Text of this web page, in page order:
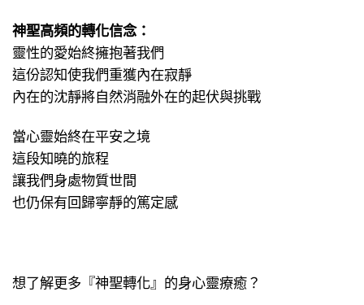
神聖高頻的轉化信念：
靈性的愛始終擁抱著我們
這份認知使我們重獲內在寂靜
內在的沈靜將自然消融外在的起伏與挑戰
當心靈始終在平安之境
這段知曉的旅程
讓我們身處物質世間
也仍保有回歸寧靜的篤定感
想了解更多『神聖轉化』的身心靈療癒？